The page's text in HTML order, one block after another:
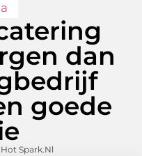
dan
goede
Spark.nl